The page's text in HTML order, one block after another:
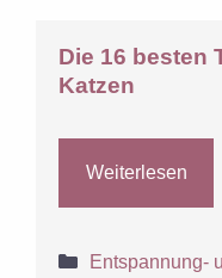
Die 16 besten
Katzen
Weiterlesen
Kategorien
Entspannung-